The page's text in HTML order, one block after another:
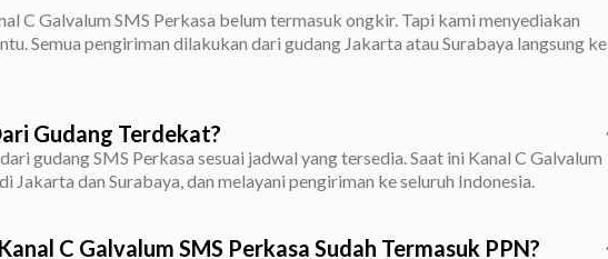
C Galvalum SMS Perkasa belum termasuk ongkir. Tapi kami menyediakan
Semua pengiriman dilakukan dari gudang Jakarta atau Surabaya langsung ke
Gudang Terdekat?
gudang SMS Perkasa sesuai jadwal yang tersedia. Saat ini Kanal C Galvalum
Jakarta dan Surabaya, dan melayani pengiriman ke seluruh Indonesia.
C Galvalum SMS Perkasa Sudah Termasuk PPN?